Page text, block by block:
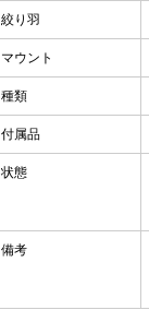
絞り羽
マウント
種類
付属品
状態
備考